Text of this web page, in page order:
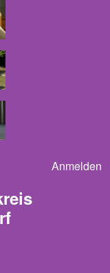
User
Anmelden